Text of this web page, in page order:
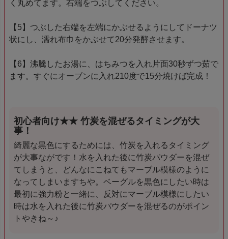
く丸めてます。右端をつぶしてください。
【5】つぶした右端を左端にかぶせるようにしてドーナツ
状にし、濡れ布巾をかぶせて20分発酵させます。
【6】沸騰したお湯に、はちみつを入れ片面30秒ずつ茹で
ます。すぐにオーブンに入れ210度で15分焼けば完成！
初心者向け★★ 竹炭を混ぜるタイミングが大
事！
綺麗な黒色にするためには、竹炭を入れるタイミング
が大事ながです！水を入れた後に竹炭パウダーを混ぜ
てしまうと、どんなにこねてもマーブル模様のように
なってしまいますちや。ベーグルを黒色にしたい時は
最初に強力粉と一緒に、反対にマーブル模様にしたい
時は水を入れた後に竹炭パウダーを混ぜるのがポイン
トやきね～♪